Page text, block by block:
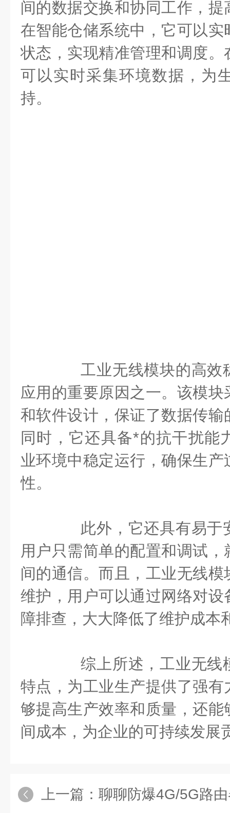
间的数据交换和协同工作，
在智能仓储系统中，它可以
状态，实现精准管理和调度
可以实时采集环境数据，为
持。
工业无线模块的高效
应用的重要原因之一。该模
和软件设计，保证了数据传
同时，它还具备*的抗干扰能
业环境中稳定运行，确保生
性。
此外，它还具有易于
用户只需简单的配置和调试
间的通信。而且，工业无线
维护，用户可以通过网络对
障排查，大大降低了维护成本
综上所述，工业无线
特点，为工业生产提供了强
够提高生产效率和质量，还
间成本，为企业的可持续发展
上一篇： 聊聊防爆4G/5G路